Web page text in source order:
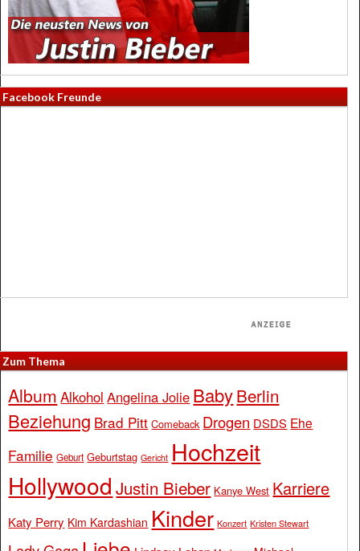
Facebook Freunde
Zum Thema
Album Alkohol Angelina Jolie BabyBerlin
Beziehung Brad Pitt Comeback Drogen DSDS Ehe
Familie Geburt Geburtstag Gericht Hochzeit
Hollywood Justin Bieber Kanye West Karriere
Katy Perry Kim Kardashian Kinder Konzert Kristen Stewart